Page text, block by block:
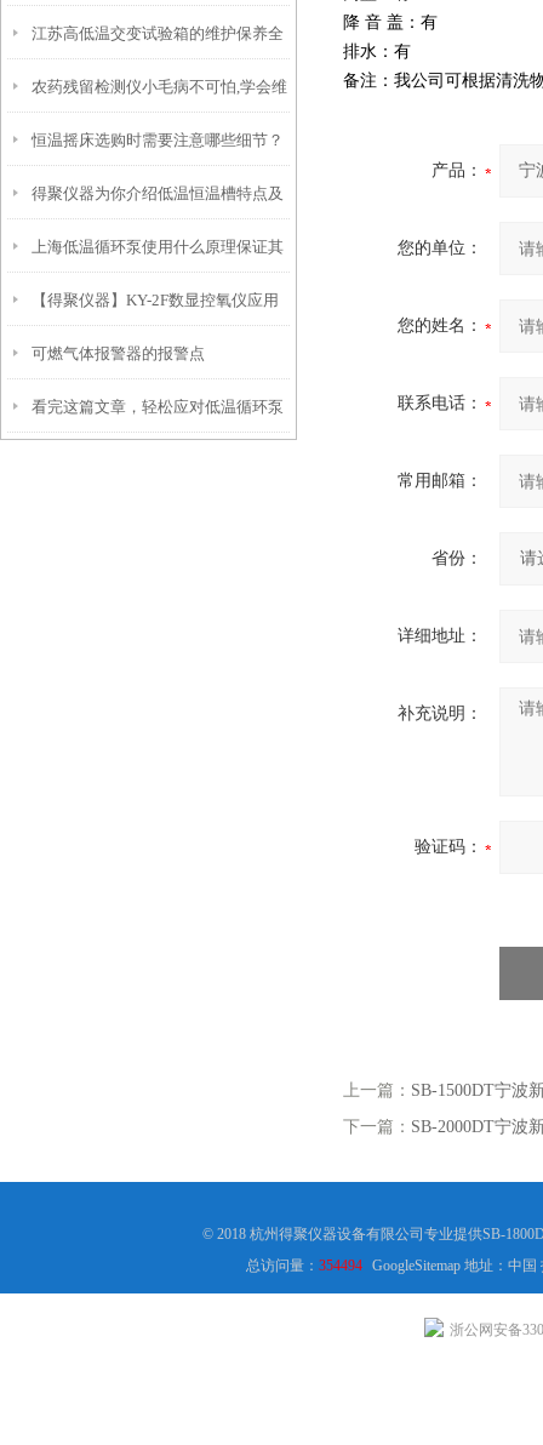
析
江苏高低温交变试验箱的维护保养全
攻略：清洁、校准与系统检查要点
农药残留检测仪小毛病不可怕,学会维
修常识即可
恒温摇床选购时需要注意哪些细节？
得聚仪器为你介绍低温恒温槽特点及
使用注意事项
上海低温循环泵使用什么原理保证其
性能优异？
【得聚仪器】KY-2F数显控氧仪应用
可燃气体报警器的报警点
看完这篇文章，轻松应对低温循环泵
降 音 盖：有
排水：有
备注：我公司可根据清洗
产品：
您的单位：
您的姓名：
联系电话：
常用邮箱：
省份：
详细地址：
补充说明：
验证码：
上一篇： SB-1500DT宁波
下一篇： SB-2000DT宁波
© 2018 杭州得聚仪器设备有限公司专业提供SB-
总访问量：354494 GoogleSitemap地址：中国
浙公网安备